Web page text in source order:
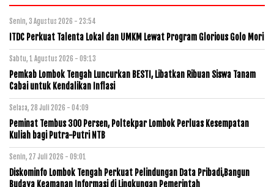
Senin, 3 Agustus 2026 - 23:54
ITDC Perkuat Talenta Lokal dan UMKM Lewat Program Glorious Golo Mori
Sabtu, 1 Agustus 2026 - 09:13
Pemkab Lombok Tengah Luncurkan BESTI, Libatkan Ribuan Siswa Tanam
Cabai untuk Kendalikan Inflasi
Selasa, 28 Juli 2026 - 04:09
Peminat Tembus 300 Persen, Poltekpar Lombok Perluas Kesempatan
Kuliah bagi Putra-Putri NTB
Senin, 27 Juli 2026 - 09:01
Diskominfo Lombok Tengah Perkuat Pelindungan Data Pribadi,Bangun
Budaya Keamanan Informasi di Lingkungan Pemerintah